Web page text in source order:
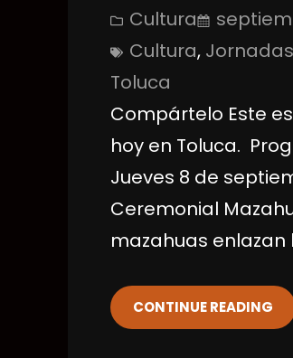
Cultura
Cultura,
Toluca
Compártelo Este
hoy en Toluca.
Jueves 8 de
Ceremonial
mazahuas
CONTINUE READING